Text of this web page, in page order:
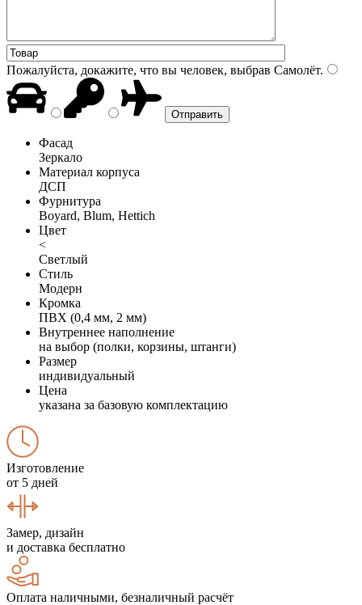
Пожалуйста, докажите, что вы человек, выбрав Самолёт.
Фасад
Зеркало
Материал корпуса
ДСП
Фурнитура
Boyard, Blum, Hettich
Цвет
<
Светлый
Стиль
Модерн
Кромка
ПВХ (0,4 мм, 2 мм)
Внутреннее наполнение
на выбор (полки, корзины, штанги)
Размер
индивидуальный
Цена
указана за базовую комплектацию
Изготовление
от 5 дней
Замер, дизайн
и доставка бесплатно
Оплата наличными, безналичный расчёт